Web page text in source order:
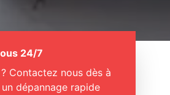
24/7
Contactez nous dès à
dépannage rapide